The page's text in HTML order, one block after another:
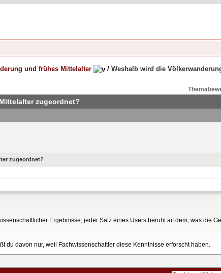
und frühes Mittelalter / Weshalb wird die
zugeordnet?
zugeordnet?
Ergebnisse, jeder Satz eines Users beruht aif dem, was die
du davon nur, weil Fachwissenschaftler diese Kenntnisse erforscht haben.